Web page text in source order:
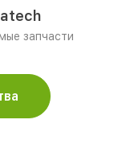
запчасти